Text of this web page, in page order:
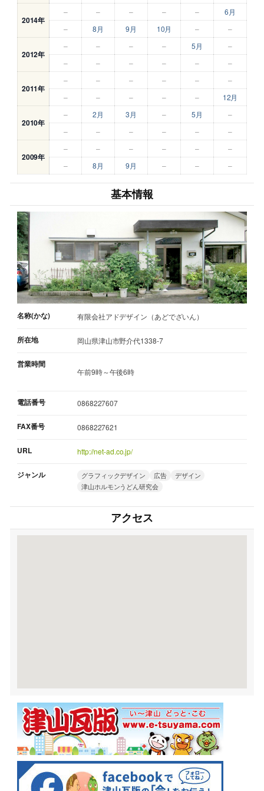
2014年
– – – – –
6月
–
8月 9月 10月 – –
2012年
– – – – 5月
–
–
– – – – –
2011年
– – – – –
–
–
– – – – 12月
2010年
– 2月 3月 – 5月
–
–
– – – – –
2009年
– – – – –
–
–
8月 9月 – – –
基本情報
名称(かな) 有限会社アドデザイン（あどでざいん）
所在地 岡山県津山市野介代1338-7
営業時間
午前9時～午後6時
電話番号 0868227607
FAX番号 0868227621
URL http://net-ad.co.jp/
ジャンル グラフィックデザイン 広告
デザイン
津山ホルモンうどん研究会
アクセス